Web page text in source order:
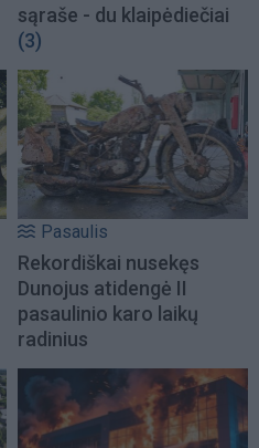
sąraše - du klaipėdiečiai
(3)
Pasaulis
Rekordiškai nusekęs
Dunojus atidengė II
pasaulinio karo laikų
radinius